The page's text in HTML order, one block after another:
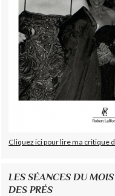
Cliquez ici pour lire ma critique
LES SÉANCES DU
DES PRÉS